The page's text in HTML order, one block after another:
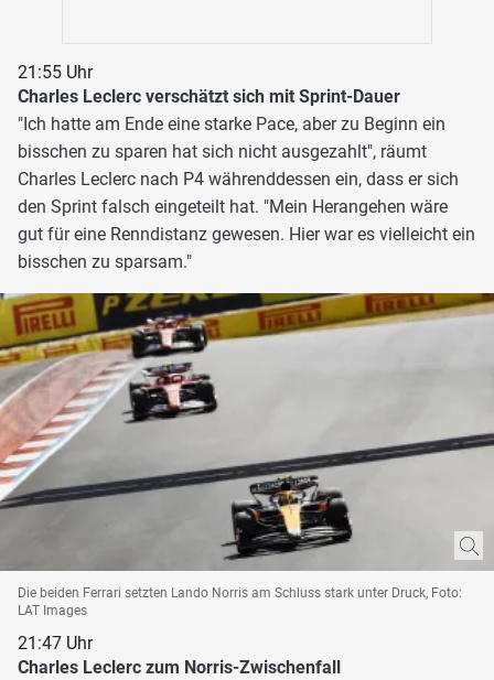
21:55 Uhr
Charles Leclerc verschätzt sich mit Sprint-Dauer
"Ich hatte am Ende eine starke Pace, aber zu Beginn ein
bisschen zu sparen hat sich nicht ausgezahlt", räumt
Charles Leclerc nach P4 währenddessen ein, dass er sich
den Sprint falsch eingeteilt hat. "Mein Herangehen wäre
gut für eine Renndistanz gewesen. Hier war es vielleicht ein
bisschen zu sparsam."
Die beiden Ferrari setzten Lando Norris am Schluss stark unter Druck, Foto:
LAT Images
21:47 Uhr
Charles Leclerc zum Norris-Zwischenfall